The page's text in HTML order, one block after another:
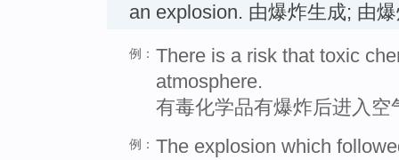
an explosion. 由爆炸生成; 由
例： There is a risk that toxic
atmosphere.
有毒化学品有爆炸后进入空
例： The explosion which